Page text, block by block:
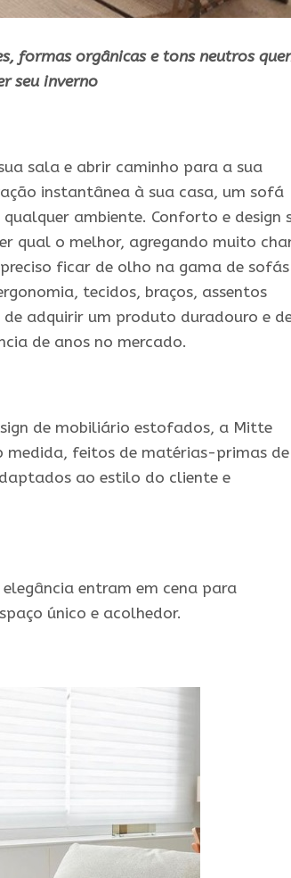
formas orgânicas e tons neutros
seu inverno
sala e abrir caminho para a sua
instantânea à sua casa, um sofá
ambiente. Conforto e design
qual o melhor, agregando muito
ficar de olho na gama de sofás
tecidos, braços, assentos
adquirir um produto duradouro e
de anos no mercado.
de mobiliário estofados, a Mitte
medida, feitos de matérias-primas de
ao estilo do cliente e
entram em cena para
único e acolhedor.